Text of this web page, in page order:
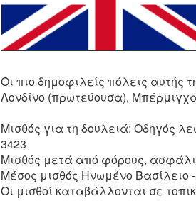
Οι πιο δημοφιλείς πόλεις αυτής
Λονδίνο (πρωτεύουσα),
Μισθός για τη δουλειά: Οδηγός
3423
Μισθός μετά από φόρους,
Μέσος μισθός Ηνωμένο Βασίλειο
Οι μισθοί καταβάλλονται σε